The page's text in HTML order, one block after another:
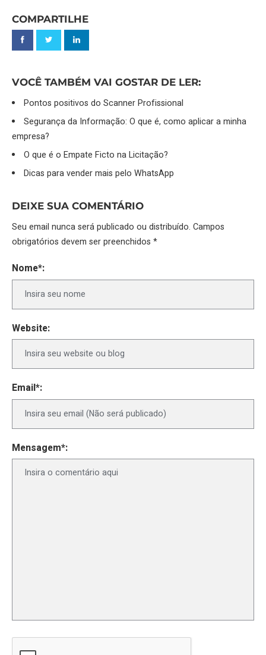
COMPARTILHE
VOCÊ TAMBÉM VAI GOSTAR DE LER:
Pontos positivos do Scanner Profissional
Segurança da Informação: O que é, como aplicar a minha
empresa?
O que é o Empate Ficto na Licitação?
Dicas para vender mais pelo WhatsApp
DEIXE SUA COMENTÁRIO
Seu email nunca será publicado ou distribuído. Campos
obrigatórios devem ser preenchidos *
Nome*:
Website:
Email*:
Mensagem*: